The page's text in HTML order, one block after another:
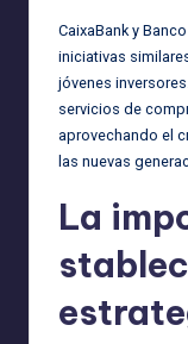
CaixaBank y
iniciativas
jóvenes
servicios de
aprovechando el
las nuevas
La